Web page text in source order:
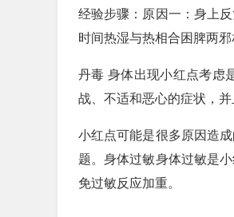
经验步骤：原因一：身上
时间热湿与热相合困脾两
丹毒 身体出现小红点考虑
战、不适和恶心的症状，
小红点可能是很多原因造
题。身体过敏身体过敏是
免过敏反应加重。